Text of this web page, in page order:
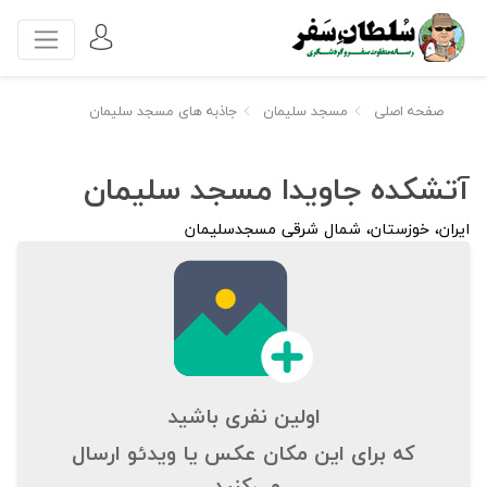
صفحه اصلی مسجد سلیمان جاذبه های مسجد سلیمان
آتشکده جاویدا مسجد سلیمان
ایران، خوزستان، شمال شرقی مسجدسلیمان
اولین نفری باشید
که برای این مکان عکس یا ویدئو ارسال